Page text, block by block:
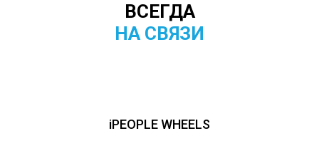
ВСЕГДА
НА СВЯЗИ
iPEOPLE WHEELS